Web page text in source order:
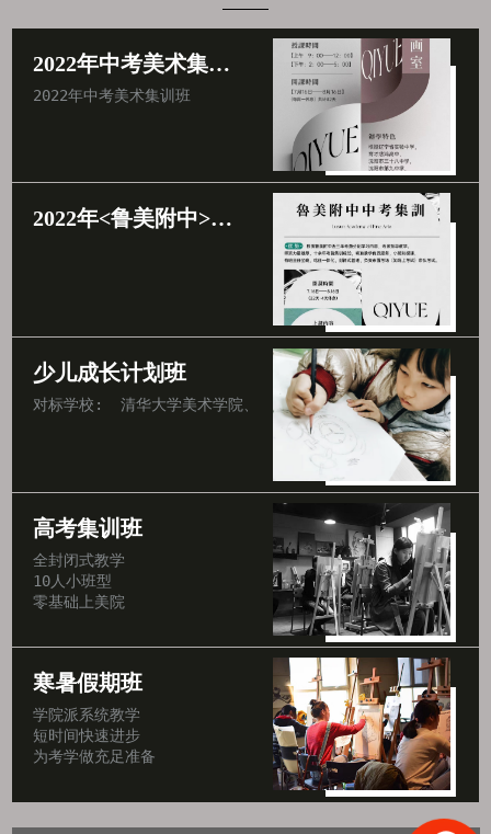
2022年中考美术集训班
2022年中考美术集训班
2022年<鲁美附中>中考集训班
少儿成长计划班
对标学校:  清华大学美术学院、中央美术学院、北京电影学院、
高考集训班
全封闭式教学
10人小班型
零基础上美院
寒暑假期班
学院派系统教学
短时间快速进步
为考学做充足准备